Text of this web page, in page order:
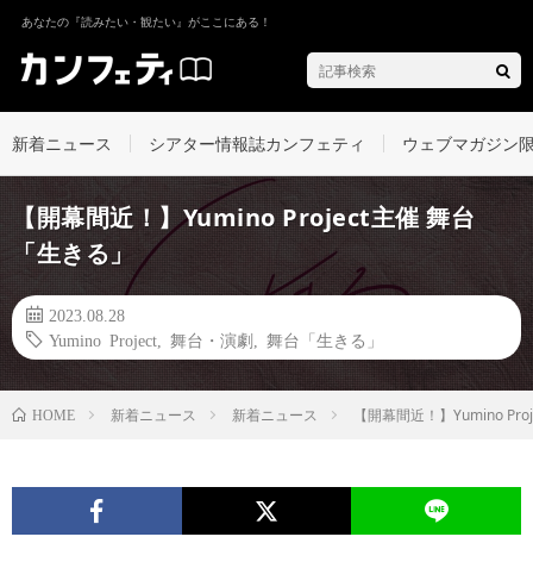
あなたの『読みたい・観たい』がここにある！
新着ニュース シアター情報誌カンフェティ ウェブマガジン
【開幕間近！】Yumino Project主催 舞台
「生きる」
2023.08.28
Yumino Project
舞台・演劇 舞台「生きる」
HOME 新着ニュース 新着ニュース 【開幕間近！】Yumino